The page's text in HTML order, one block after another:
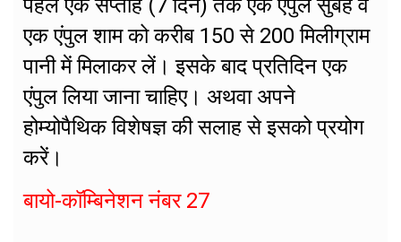
एक एंपुल शाम को करीब 150 से 200 मिलीग्राम
पानी में मिलाकर लें। इसके बाद प्रतिदिन एक
एंपुल लिया जाना चाहिए। अथवा अपने
होम्योपैथिक विशेषज्ञ की सलाह से इसको प्रयोग
करें।
बायो-कॉम्बिनेशन नंबर 27